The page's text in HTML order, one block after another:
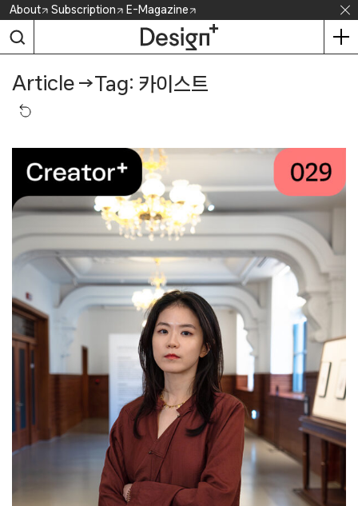
Skip
content
About Subscription E-Magazine
Article →Tag: 카이스트